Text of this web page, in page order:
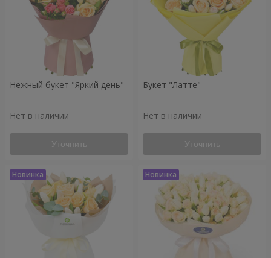
Нежный букет "Яркий день"
Нет в наличии
Уточнить
Букет "Латте"
Нет в наличии
Уточнить